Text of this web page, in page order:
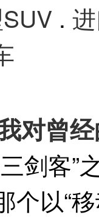
.
对曾
剑客”
个以“